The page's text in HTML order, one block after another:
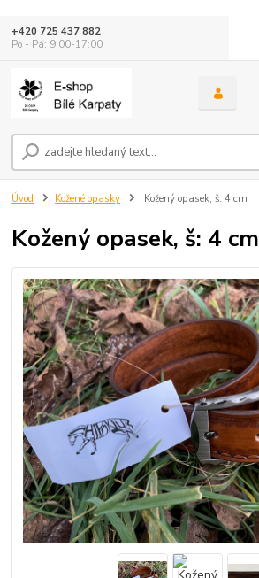
+420 725 437 882
Po - Pá: 9:00-17:00
Úvod Kožené opasky Kožený opasek, š: 4 cm
Kožený opasek, š: 4 cm